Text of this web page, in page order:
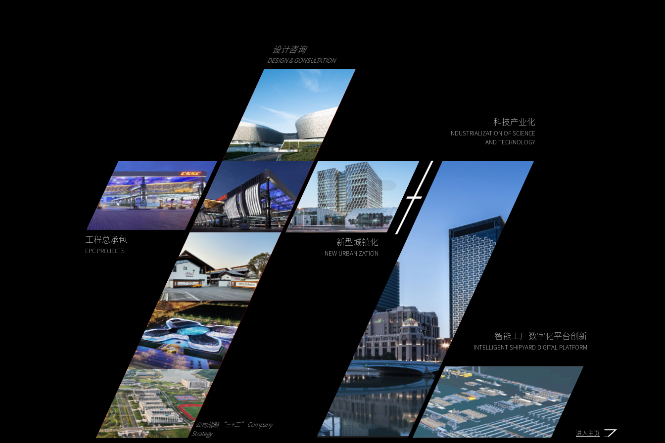
工程总承包
EPC PROJECTS
设计咨询
DESIGN & GONSULTATION
公司战略“三+二” Company
Strategy
新型城镇化
NEW URBANIZATION
科技产业化
INDUSTRIALIZATION OF SCIENCE
AND TECHNOLOGY
智能工厂数字化平台创新
INTELLIGENT SHIPYARD DIGITAL PLATFORM
进入主页